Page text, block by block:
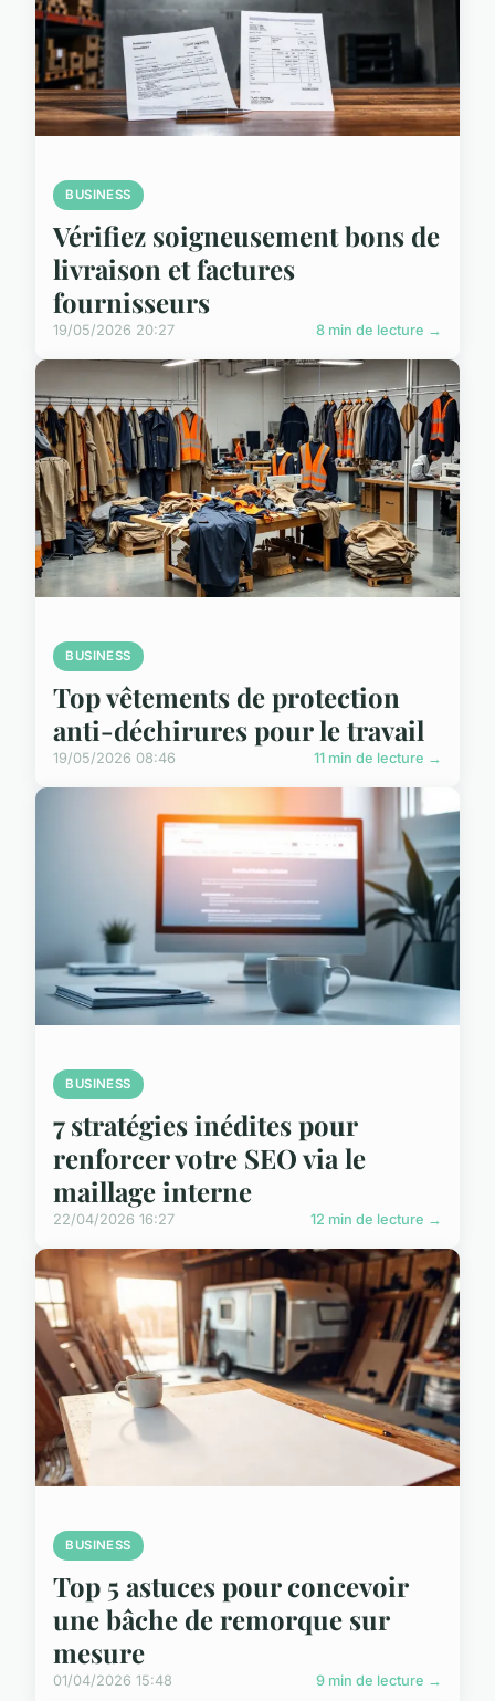
BUSINESS
Vérifiez soigneusement bons de
livraison et factures
fournisseurs
19/05/2026 20:27 8 min de lecture →
BUSINESS
Top vêtements de protection
anti-déchirures pour le travail
19/05/2026 08:46 11 min de lecture →
BUSINESS
7 stratégies inédites pour
renforcer votre SEO via le
maillage interne
22/04/2026 16:27 12 min de lecture →
BUSINESS
Top 5 astuces pour concevoir
une bâche de remorque sur
mesure
01/04/2026 15:48 9 min de lecture →